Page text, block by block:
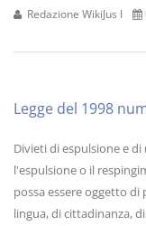
Redazione WikiJus I
Legge del 1998
Divieti di espulsione e
l'espulsione o il
possa essere oggetto di
lingua, di cittadinanza,